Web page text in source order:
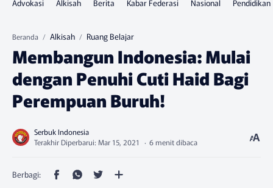
Beranda Alkisah Ruang Belajar
Membangun Indonesia: Mulai
dengan Penuhi Cuti Haid Bagi
Perempuan Buruh!
6 menit dibaca